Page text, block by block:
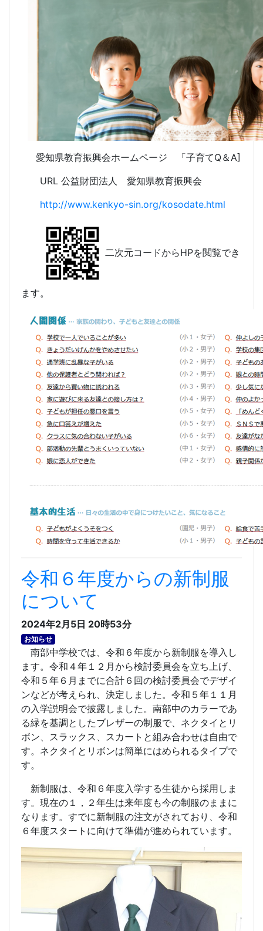
愛知県教育振興会ホームページ 「子育てQ＆A]
URL 公益財団法人 愛知県教育振興会
http://www.kenkyo-sin.org/kosodate.html
二次元コードからHPを閲覧でき
ます。
令和６年度からの新制服
について
2024年2月5日 20時53分
お知らせ
南部中学校では、令和６年度から新制服を導入し
ます。令和４年１２月から検討委員会を立ち上げ、
令和５年６月までに合計６回の検討委員会でデザイ
ンなどが考えられ、決定しました。令和５年１１月
の入学説明会で披露しました。南部中のカラーであ
る緑を基調としたブレザーの制服で、ネクタイとリ
ボン、スラックス、スカートと組み合わせは自由で
す。ネクタイとリボンは簡単にはめられるタイプで
す。
新制服は、令和６年度入学する生徒から採用しま
す。現在の１，２年生は来年度も今の制服のままに
なります。すでに新制服の注文がされており、令和
６年度スタートに向けて準備が進められています。